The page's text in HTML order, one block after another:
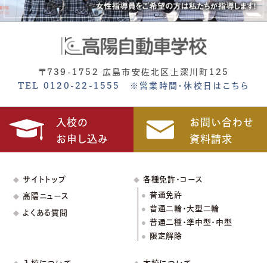
〒739-1752 広島市安佐北区上深川町125
TEL 0120-22-1555
※営業時間・休校日はこちら
入校の
お申し込み
お問い合わせ
資料請求
サイトトップ
高陽ニュース
よくある質問
各種免許・コース
普通免許
普通二輪・大型二輪
普通二種・準中型・中型
限定解除